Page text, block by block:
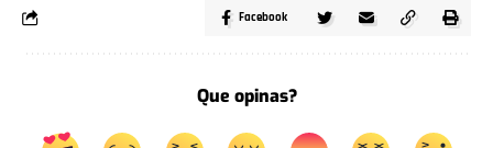
Facebook
Que opinas?